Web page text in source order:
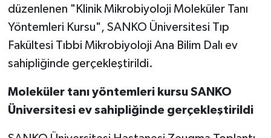
düzenlenen "Klinik Mikrobiyoloji Moleküler Tanı
Yöntemleri Kursu", SANKO Üniversitesi Tıp
Fakültesi Tıbbi Mikrobiyoloji Ana Bilim Dalı ev
sahipliğinde gerçekleştirildi.
Moleküler tanı yöntemleri kursu SANKO
Üniversitesi ev sahipliğinde gerçekleştirildi
Türkiye
Yaşam
Yeme-İçme
Yemek